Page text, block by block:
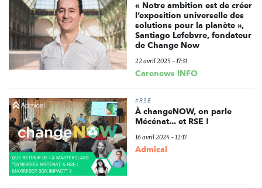
« Notre ambition est de créer
l’exposition universelle des
solutions pour la planète »,
Santiago Lefebvre, fondateur
de Change Now
22 avril 2025 - 17:31
Carenews INFO
#RSE
À changeNOW, on parle
Mécénat... et RSE !
16 avril 2024 - 12:17
Admical